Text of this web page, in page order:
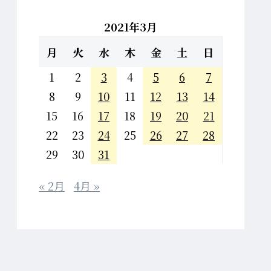
2021年3月
月
火 水 木 金 土
日
1
2 3 4 5 6
7
8
9 10 11 12 13
14
15
16 17 18 19 20
21
22
23 24 25 26 27
28
29
30
31
« 2月
4月 »